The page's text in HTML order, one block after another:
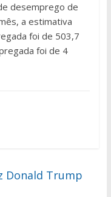
desemprego de
a estimativa
foi de 503,7
foi de 4
Donald Trump